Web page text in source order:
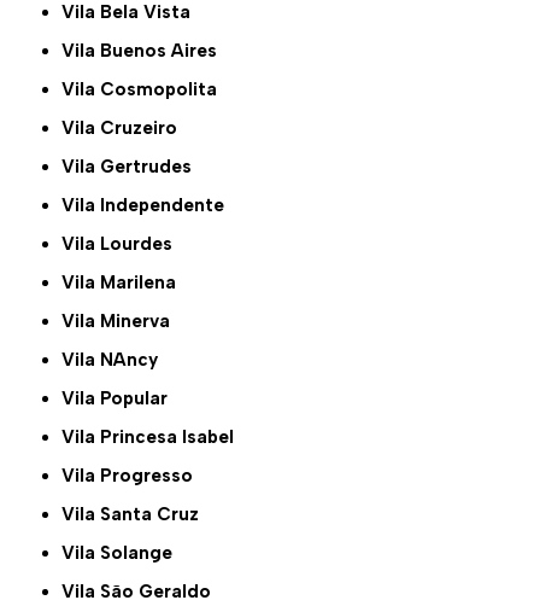
Vila Bela Vista
Vila Buenos Aires
Vila Cosmopolita
Vila Cruzeiro
Vila Gertrudes
Vila Independente
Vila Lourdes
Vila Marilena
Vila Minerva
Vila NAncy
Vila Popular
Vila Princesa Isabel
Vila Progresso
Vila Santa Cruz
Vila Solange
Vila São Geraldo